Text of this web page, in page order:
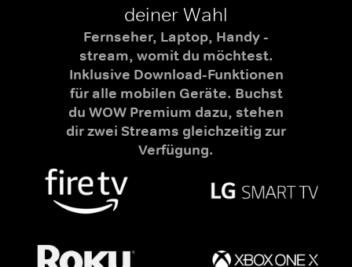
deiner Wahl
Fernseher, Laptop, Handy -
stream, womit du möchtest.
Inklusive Download-Funktionen
für alle mobilen Geräte. Buchst
du WOW Premium dazu, stehen
dir zwei Streams gleichzeitig zur
Verfügung.